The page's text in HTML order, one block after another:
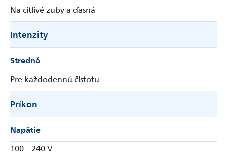
Na citlivé zuby a ďasná
Intenzity
Stredná
Pre každodennú čistotu
Príkon
Napätie
100 – 240 V